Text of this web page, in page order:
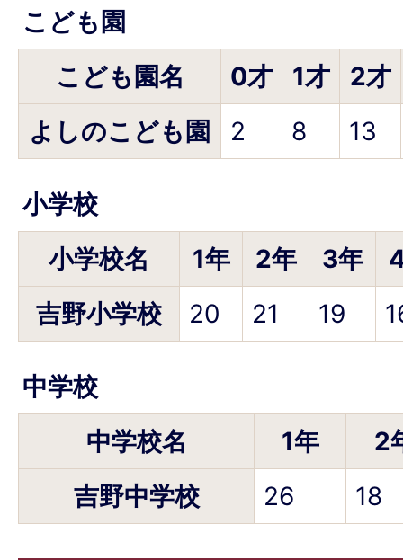
こども園
こども園名
0才 1才
2才
よしのこども園
2 8 13
小学校
小学校名
1年 2年 3年
吉野小学校
20 21 19
中学校
中学校名
1年
2
吉野中学校
26 18